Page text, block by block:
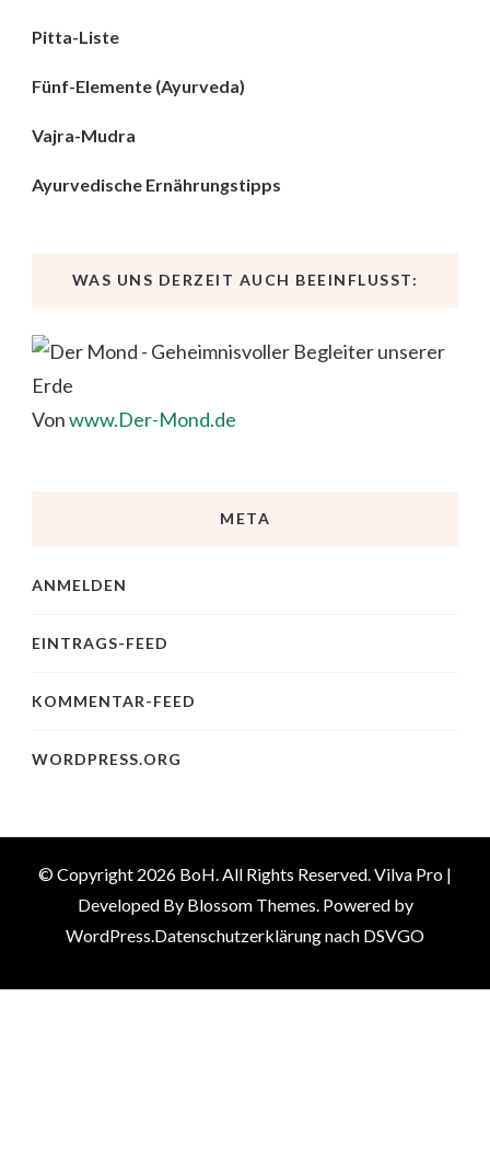
Pitta-Liste
Fünf-Elemente (Ayurveda)
Vajra-Mudra
Ayurvedische Ernährungstipps
WAS UNS DERZEIT AUCH BEEINFLUSST:
Vonwww.Der-Mond.de
META
ANMELDEN
EINTRAGS-FEED
KOMMENTAR-FEED
WORDPRESS.ORG
© Copyright 2026 BoH. All Rights Reserved.Vilva Pro |
Developed By Blossom Themes. Powered by
WordPress.Datenschutzerklärung nach DSVGO